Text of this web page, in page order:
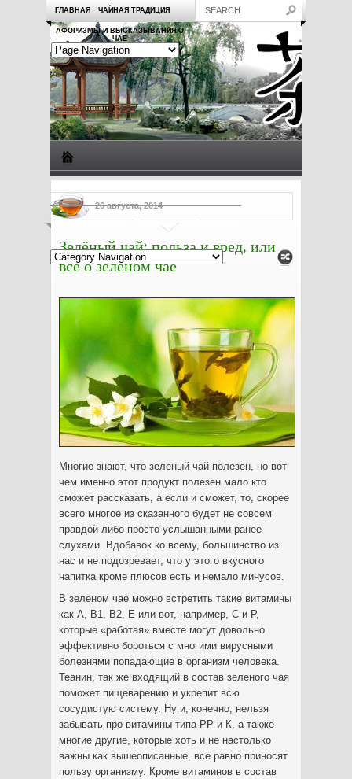
ГЛАВНАЯ ЧАЙНАЯ ТРАДИЦИЯ
АФОРИЗМЫ И ВЫСКАЗЫВАНИЯ О
ЧАЕ
Рецепты с чаем Полезные свойства чая
26 августа, 2014
Зелёный чай: польза и вред, или
всё о зелёном чае
Многие знают, что зеленый чай полезен, но вот
чем именно этот продукт полезен мало кто
сможет рассказать, а если и сможет, то, скорее
всего многое из сказанного будет не совсем
правдой либо просто услышанными ранее
слухами. Вдобавок ко всему, большинство из
нас и не подозревает, что у этого вкусного
напитка кроме плюсов есть и немало минусов.
В зеленом чае можно встретить такие витамины
как А, В1, В2, Е или вот, например, С и Р,
которые «работая» вместе могут довольно
эффективно бороться с многими вирусными
болезнями попадающие в организм человека.
Теанин, так же входящий в состав зеленого чая
поможет пищеварению и укрепит всю
сосудистую систему. Ну и, конечно, нельзя
забывать про витамины типа РР и К, а также
многие другие, которые хоть и не настолько
важны как вышеописанные, все равно приносят
пользу организму. Кроме витаминов в состав